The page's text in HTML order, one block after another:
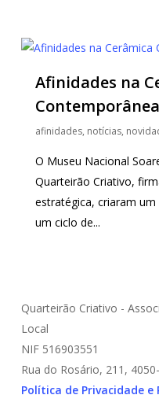
Afinidades na
afinidades, notícias,
O Museu Nacional
Quarteirão Criativo,
estratégica, criaram
um ciclo de...
Quarteirão Criativo -
Local
NIF 516903551
Rua do Rosário, 211,
Política de Privacidade e